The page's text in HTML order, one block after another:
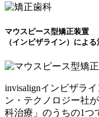
マウスピース型矯正装置
（インビザライン）による
invisalignインビザラ
ン・テクノロジー社
科治療」のうちの1つ